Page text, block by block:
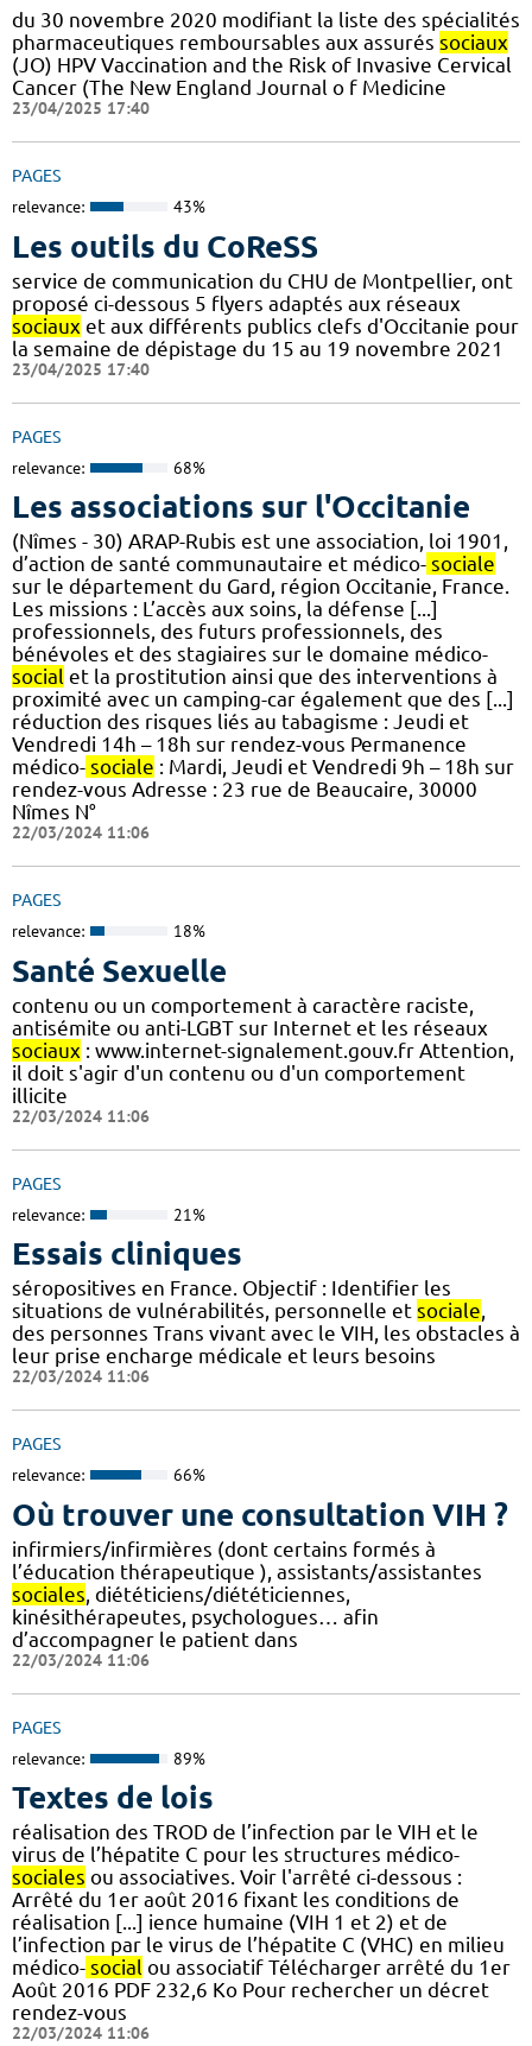
du 30 novembre 2020 modifiant la liste des spécialités
pharmaceutiques remboursables aux assurés sociaux
(JO) HPV Vaccination and the Risk of Invasive Cervical
Cancer (The New England Journal o f Medicine
23/04/2025 17:40
PAGES
relevance: 43%
Les outils du CoReSS
service de communication du CHU de Montpellier, ont
proposé ci-dessous 5 flyers adaptés aux réseaux
sociaux et aux différents publics clefs d'Occitanie pour
la semaine de dépistage du 15 au 19 novembre 2021
23/04/2025 17:40
PAGES
relevance: 68%
Les associations sur l'Occitanie
(Nîmes - 30) ARAP-Rubis est une association, loi 1901,
d’action de santé communautaire et médico- sociale
sur le département du Gard, région Occitanie, France.
Les missions : L’accès aux soins, la défense [...]
professionnels, des futurs professionnels, des
bénévoles et des stagiaires sur le domaine médico-
social et la prostitution ainsi que des interventions à
proximité avec un camping-car également que des [...]
réduction des risques liés au tabagisme : Jeudi et
Vendredi 14h – 18h sur rendez-vous Permanence
médico- sociale : Mardi, Jeudi et Vendredi 9h – 18h sur
rendez-vous Adresse : 23 rue de Beaucaire, 30000
Nîmes N°
22/03/2024 11:06
PAGES
relevance: 18%
Santé Sexuelle
contenu ou un comportement à caractère raciste,
antisémite ou anti-LGBT sur Internet et les réseaux
sociaux : www.internet-signalement.gouv.fr Attention,
il doit s'agir d'un contenu ou d'un comportement
illicite
22/03/2024 11:06
PAGES
relevance: 21%
Essais cliniques
séropositives en France. Objectif : Identifier les
situations de vulnérabilités, personnelle et sociale,
des personnes Trans vivant avec le VIH, les obstacles à
leur prise encharge médicale et leurs besoins
22/03/2024 11:06
PAGES
relevance: 66%
Où trouver une consultation VIH ?
infirmiers/infirmières (dont certains formés à
l’éducation thérapeutique ), assistants/assistantes
sociales , diététiciens/diététiciennes,
kinésithérapeutes, psychologues… afin
d’accompagner le patient dans
22/03/2024 11:06
PAGES
relevance: 89%
Textes de lois
réalisation des TROD de l’infection par le VIH et le
virus de l’hépatite C pour les structures médico-
sociales ou associatives. Voir l'arrêté ci-dessous :
Arrêté du 1er août 2016 fixant les conditions de
réalisation [...] ience humaine (VIH 1 et 2) et de
l’infection par le virus de l’hépatite C (VHC) en milieu
médico- social ou associatif Télécharger arrêté du 1er
Août 2016 PDF 232,6 Ko Pour rechercher un décret
rendez-vous
22/03/2024 11:06